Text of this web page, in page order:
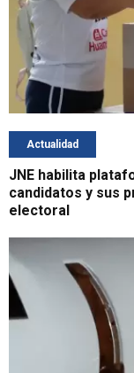
Actualidad
JNE habilita
candidatos y sus
electoral